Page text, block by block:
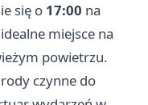
się o 17:00 na
miejsce na
powietrzu.
czynne do